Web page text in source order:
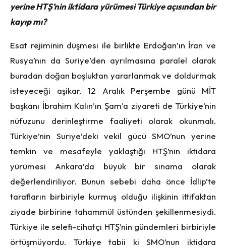
yerine HTŞ’nin iktidara yürümesi Türkiye açısından bir
kayıp mı?
Esat rejiminin düşmesi ile birlikte Erdoğan’ın İran ve
Rusya’nın da Suriye’den ayrılmasına paralel olarak
buradan doğan boşluktan yararlanmak ve doldurmak
isteyeceği aşikar. 12 Aralık Perşembe günü MİT
başkanı İbrahim Kalın’ın Şam’a ziyareti de Türkiye’nin
nüfuzunu derinleştirme faaliyeti olarak okunmalı.
Türkiye’nin Suriye’deki vekil gücü SMO’nun yerine
temkin ve mesafeyle yaklaştığı HTŞ’nin iktidara
yürümesi Ankara’da büyük bir sınama olarak
değerlendiriliyor. Bunun sebebi daha önce İdlip’te
tarafların birbiriyle kurmuş olduğu ilişkinin ittifaktan
ziyade birbirine tahammül üstünden şekillenmesiydi.
Türkiye ile selefi-cihatçı HTŞ’nin gündemleri birbiriyle
örtüşmüyordu. Türkiye tabii ki SMO’nun iktidara